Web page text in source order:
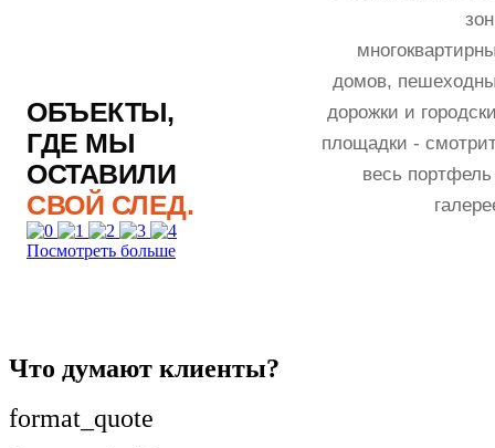
ОБЪЕКТЫ,
ГДЕ МЫ
ОСТАВИЛИ
СВОЙ СЛЕД.
домов,
дорожки и
площадки -
весь
Посмотреть больше
Что думают клиенты?
format_quote